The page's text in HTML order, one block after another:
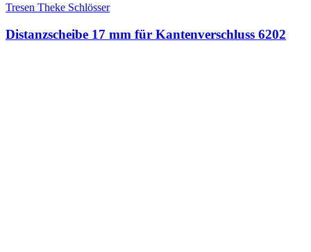
Tresen Theke Schlösser
Distanzscheibe 17 mm für Kantenverschluss 6202